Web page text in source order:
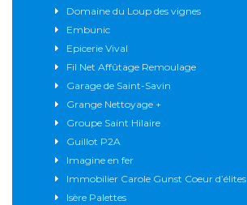
Domaine du Loup des vignes
Embunic
Epicerie Vival
Fil Net Affûtage Remoulage
Garage de Saint-Savin
Grange Nettoyage +
Groupe Saint Hilaire
Guillot P2A
Imagine en fer
Immobilier Carole Gunst Coeur d’élites
Isère Palettes